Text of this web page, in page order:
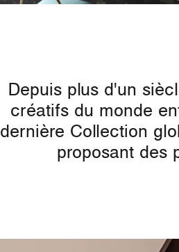
Depuis plus d'un
créatifs du monde
dernière Collection
proposant des